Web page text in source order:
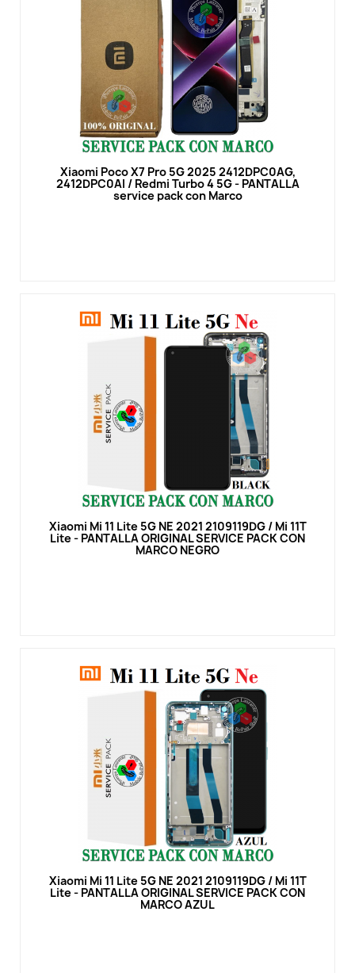
Vista rápida
Xiaomi Poco X7 Pro 5G 2025 2412DPC0AG,
2412DPC0AI / Redmi Turbo 4 5G - PANTALLA
service pack con Marco
Vista rápida
Xiaomi Mi 11 Lite 5G NE 2021 2109119DG / Mi 11T
Lite - PANTALLA ORIGINAL SERVICE PACK CON
MARCO NEGRO
Vista rápida
Xiaomi Mi 11 Lite 5G NE 2021 2109119DG / Mi 11T
Lite - PANTALLA ORIGINAL SERVICE PACK CON
MARCO AZUL